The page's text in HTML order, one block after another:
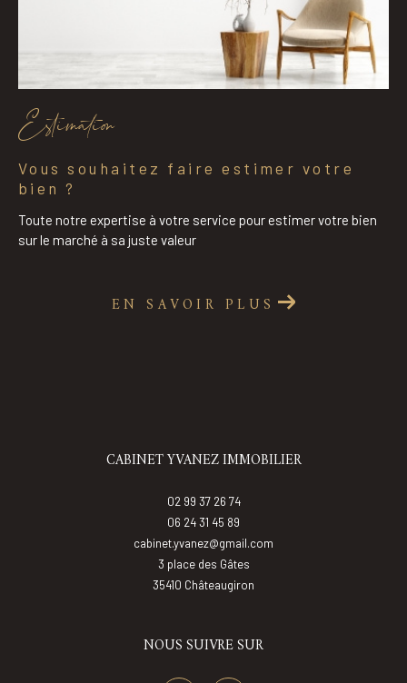
Estimation
Vous souhaitez faire estimer votre
bien ?
Toute notre expertise à votre service pour estimer votre bien
sur le marché à sa juste valeur
EN SAVOIR PLUS
CABINET YVANEZ IMMOBILIER
02 99 37 26 74
06 24 31 45 89
cabinet.yvanez@gmail.com
3 place des Gâtes
35410
châteaugiron
NOUS SUIVRE SUR